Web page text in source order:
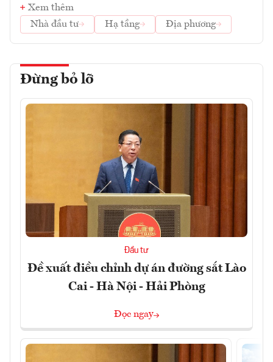
Xem thêm
Nhà đầu tư
Hạ tầng Địa phương
Đừng bỏ lỡ
Đầu tư
Đề xuất điều chỉnh dự án đường sắt Lào
Cai - Hà Nội - Hải Phòng
Đọc ngay